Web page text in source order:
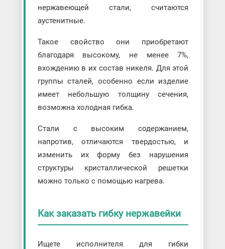
нержавеющей стали, считаются
аустенитные.
Такое свойство они приобретают
благодаря высокому, не менее 7%,
вхождению в их состав никеля. Для этой
группы сталей, особенно если изделие
имеет небольшую толщину сечения,
возможна холодная гибка.
Стали с высоким содержанием,
напротив, отличаются твердостью, и
изменить их форму без нарушения
структуры кристаллической решетки
можно только с помощью нагрева.
Как заказать гибку нержавейки
Ищете исполнителя для гибки